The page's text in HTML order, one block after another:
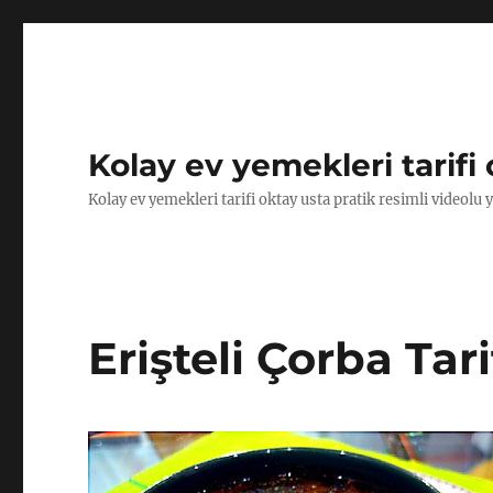
Kolay ev yemekleri
Kolay ev yemekleri tarifi oktay usta pratik resimli videolu
Erişteli Çorba